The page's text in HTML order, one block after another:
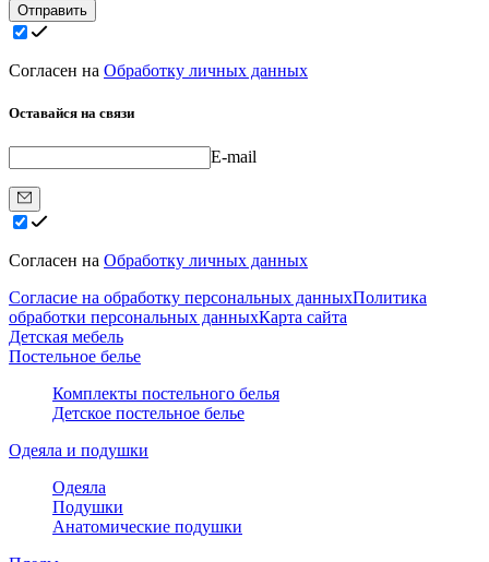
Отправить
Согласен на Обработку личных данных
Оставайся на связи
E-mail
Согласен на Обработку личных данных
Согласие на обработку персональных данныхПолитика
обработки персональных данныхКарта сайта
Детская мебель
Постельное белье
Комплекты постельного белья
Детское постельное белье
Одеяла и подушки
Одеяла
Подушки
Анатомические подушки